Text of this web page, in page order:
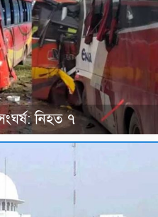
নিহত ৭